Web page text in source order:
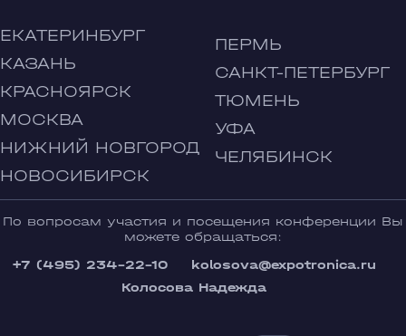
ЕКАТЕРИНБУРГ
КАЗАНЬ
КРАСНОЯРСК
МОСКВА
НИЖНИЙ НОВГОРОД
НОВОСИБИРСК
ПЕРМЬ
САНКТ-ПЕТЕРБУРГ
ТЮМЕНЬ
УФА
ЧЕЛЯБИНСК
По вопросам участия и посещения конференции Вы
можете обращаться:
+7 (495) 234-22-10
kolosova@expotronica.ru
Колосова Надежда